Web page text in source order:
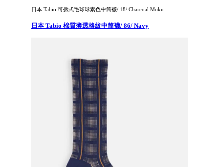
日本 Tabio 可拆式毛球球素色中筒襪/ 18/ Charcoal Moku
日本 Tabio 棉質薄透格紋中筒襪/ 86/ Navy